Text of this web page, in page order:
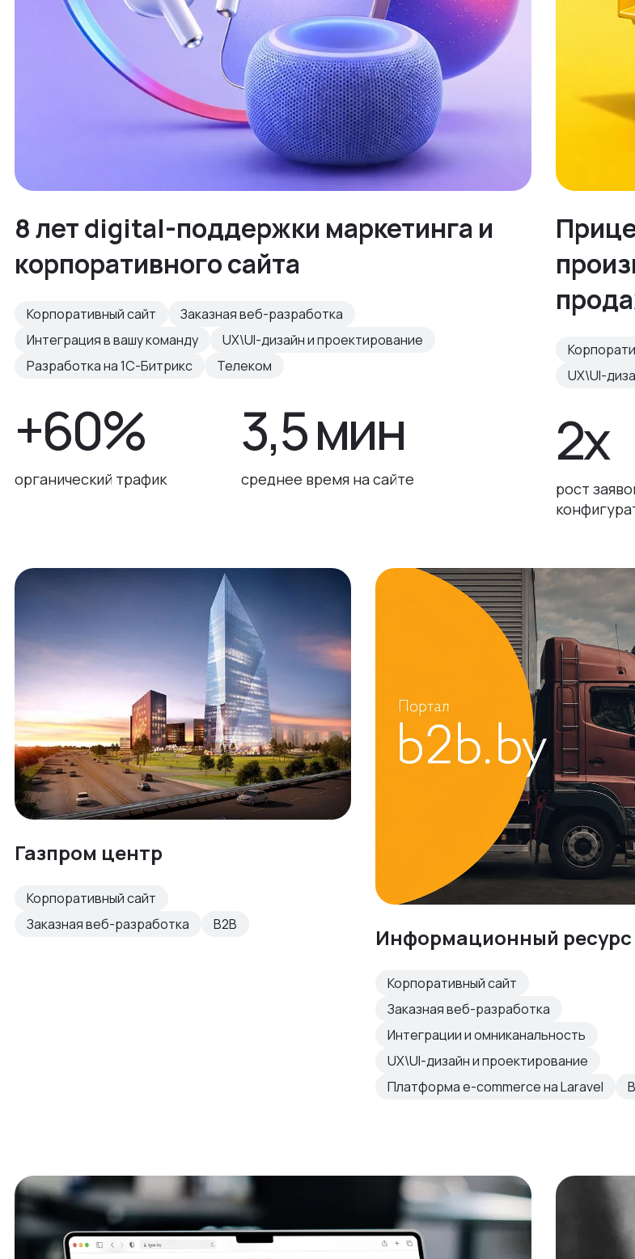
8 лет digital-поддержки маркетинга и
корпоративного сайта
Корпоративный сайт
Заказная веб-разработка
Интеграция в вашу команду
UX\UI-дизайн и проектирование
Разработка на 1С-Битрикс
Телеком
+60%
органический трафик
3,5 мин
среднее время на сайте
UX\UI-
2х
рост
Газпром центр
Корпоративный сайт
Заказная веб-разработка
B2B
Информационный ресурс
Корпоративный сайт
Заказная веб-разработка
Интеграции и омниканальность
UX\UI-дизайн и проектирование
Платформа e-commerce на Laravel